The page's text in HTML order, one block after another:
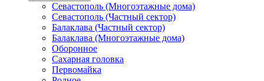
Севастополь (Многоэтажные дома)
Севастополь (Частный сектор)
Балаклава (Частный сектор)
Балаклава (Многоэтажные дома)
Оборонное
Сахарная головка
Первомайка